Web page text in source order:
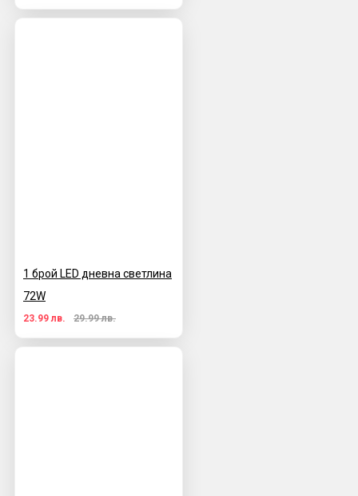
1 брой LED дневна светлина
72W
23.99 лв. 29.99 лв.